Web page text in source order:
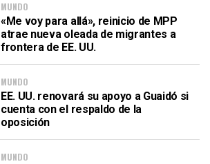
MUNDO
«Me voy para allá», reinicio de MPP
atrae nueva oleada de migrantes a
frontera de EE. UU.
MUNDO
EE. UU. renovará su apoyo a Guaidó si
cuenta con el respaldo de la
oposición
MUNDO